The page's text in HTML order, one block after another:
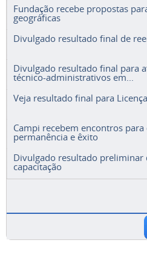
Fundação recebe propostas
geográficas
Divulgado resultado final de
Divulgado resultado final para
técnico-administrativos em...
Veja resultado final para
Campi recebem encontros para
permanência e êxito
Divulgado resultado preliminar
capacitação